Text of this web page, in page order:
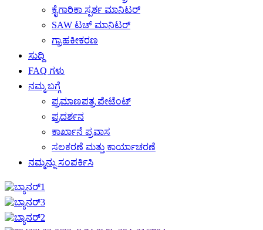
ಕೈಗಾರಿಕಾ ಸ್ಪರ್ಶ ಮಾನಿಟರ್
SAW ಟಚ್ ಮಾನಿಟರ್
ಗ್ರಾಹಕೀಕರಣ
ಸುದ್ದಿ
FAQ ಗಳು
ನಮ್ಮ ಬಗ್ಗೆ
ಪ್ರಮಾಣಪತ್ರ ಪೇಟೆಂಟ್
ಪ್ರದರ್ಶನ
ಕಾರ್ಖಾನೆ ಪ್ರವಾಸ
ಸಲಕರಣೆ ಮತ್ತು ಕಾರ್ಯಾಚರಣೆ
ನಮ್ಮನ್ನು ಸಂಪರ್ಕಿಸಿ